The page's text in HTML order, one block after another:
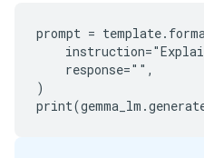
Response:
You should go to
You should go to
prompt =
    response="",
)